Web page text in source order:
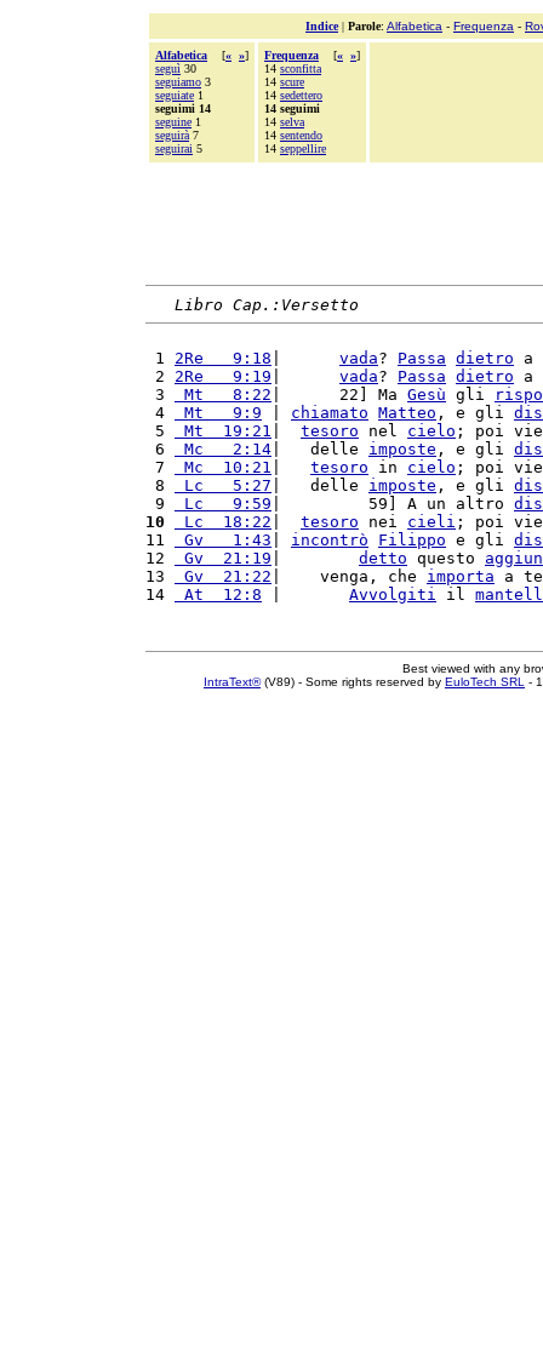
Indice| Parole: Alfabetica - Frequenza -
Alfabetica [« »]
seguì 30
seguiamo 3
seguiate 1
seguimi 14
seguine 1
seguirà 7
seguirai 5
Frequenza [« »]
14 sconfitta
14 scure
14 sedettero
14 seguimi
14 selva
14 sentendo
14 seppellire
Libro Cap.:Versetto
1 2Re   9:18 vada? Passa dietro a
2 2Re   9:19 vada? Passa dietro a
3
Mt   8:22 |      22] Ma Gesù gli
4
Mt   9:9 chiamato Matteo , e gli
5
Mt  19:21 tesoro nel cielo ; poi
6
Mc   2:14 |   delle imposte , e gli
7
Mc  10:21 tesoro in cielo ; poi
8
Lc   5:27 |   delle imposte , e gli
9
Lc   9:59 |         59] A un altro
10
Lc  18:22 tesoro nei cieli ; poi
11
Gv   1:43 incontrò Filippo e gli
12
Gv  21:19 detto questo
13
Gv  21:22 |    venga, che importa a
14
At  12:8 Avvolgiti il
Best viewed with any
IntraText®(V89) - Some rights reserved by EuloTech SRL -